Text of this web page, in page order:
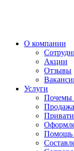
О компании
Акции
Отзывы
Услуги
Почемы
Помощь